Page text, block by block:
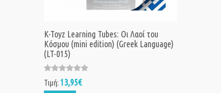
K-Toyz Learning Tubes: Οι Λαοί του
Κόσμου (mini edition) (Greek Language)
(LT-015)
Τιμή: 13,95€